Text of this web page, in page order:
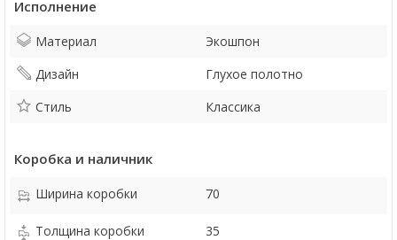
Исполнение
Материал
Экошпон
Дизайн
Глухое полотно
Стиль
Классика
Коробка и наличник
Ширина коробки 70
Толщина коробки 35